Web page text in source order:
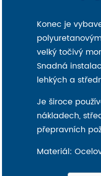
Konec je
velký točivý
Snadná
lehkých a
Je široce
nákladech,
přepravních
Materiál: